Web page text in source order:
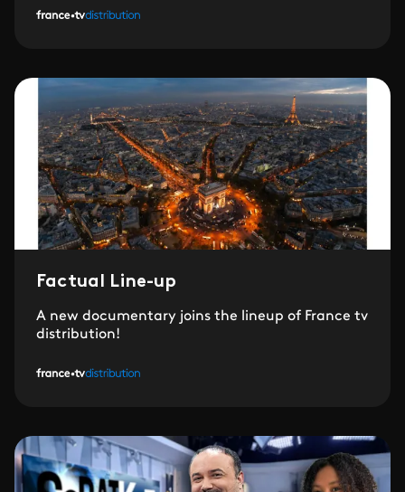
Factual Line-up
A new documentary joins the lineup of France tv
distribution!